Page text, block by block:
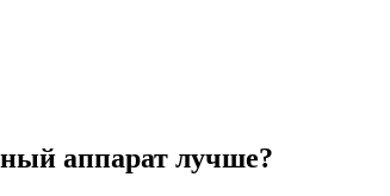
аппарат лучше?